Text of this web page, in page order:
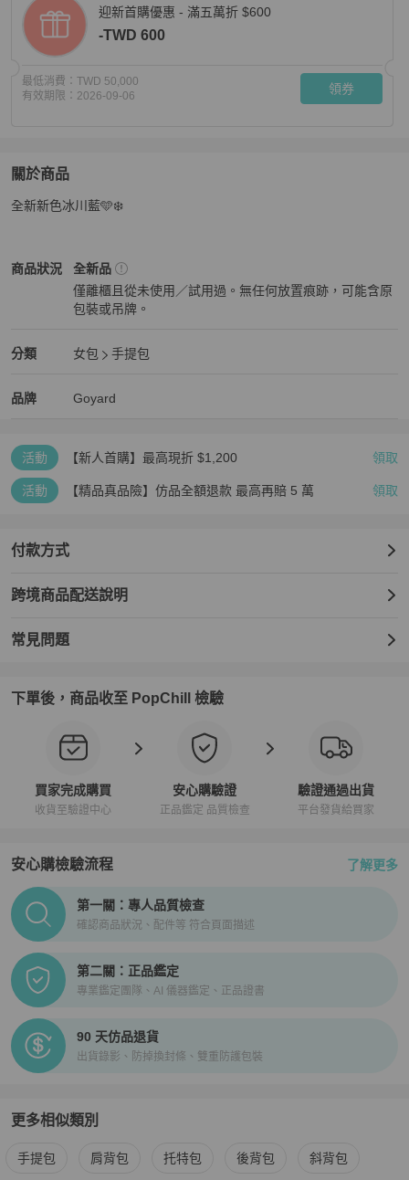
迎新首購優惠 - 滿五萬折 $600
-TWD 600
最低消費： TWD 50,000
有效期限： 2026-09-06 領券
關於商品
關於Goyard Mini Hobo 冰川藍🩵❄️
全新新色冰川藍🩵❄️
商品狀況
Goyard女包商品狀態與細節
全新品
僅離櫃且從未使用／試用過。無任何放置痕跡，可能含原
包裝或吊牌。
分類
Goyard 女包分類資訊
女包
手提包
品牌
Goyard 精品女包品牌介紹
Goyard
Goyard 推薦清單
活動 【新人首購】最高現折 $1,200 領取
活動 【精品真品險】仿品全額退款 最高再賠 5 萬 領取
付款方式
跨境商品配送說明
常見問題
下單後，商品收至 PopChill 檢驗
買家完成購買
收貨至驗證中心
安心購驗證
正品鑑定 品質檢查
驗證通過出貨
平台發貨給買家
安心購檢驗流程 了解更多
PopChill拍拍圈正品驗證、安心購檢驗流程介紹
第一關：專人品質檢查
確認商品狀況、配件等 符合頁面描述
第二關：正品鑑定
專業鑑定團隊、AI 儀器鑑定、正品證書
90 天仿品退貨
出貨錄影、防掉換封條、雙重防護包裝
更多相似類別
更多Goyard 女包相似商品推薦
手提包 肩背包 托特包 後背包 斜背包